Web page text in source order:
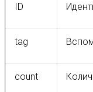
ID
tag
сount